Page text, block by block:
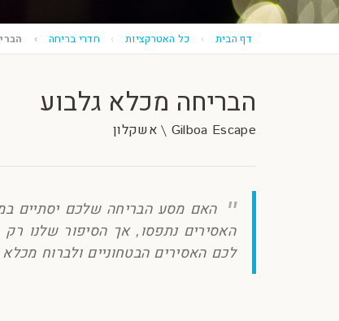
דף הבית כל האטרקציות חדרי בריחה
הבריחה מכלא גלבוע
Gilboa Escape \ אשקלון
האם מסע הבריחה שלכם יסתיים
לכם האסירים הבטחוניים ולברוח